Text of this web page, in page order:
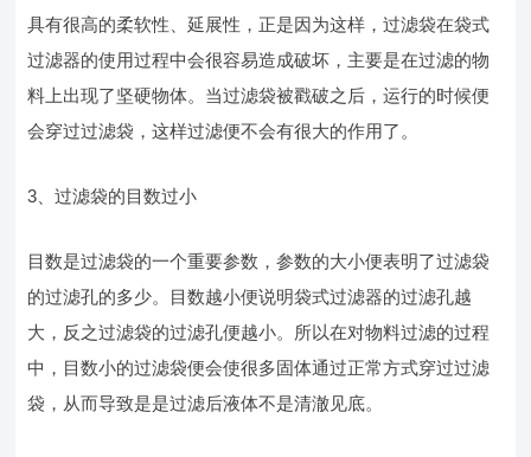
具有很高的柔软性、延展性，正是因为这样，过滤袋在袋式
过滤器的使用过程中会很容易造成破坏，主要是在过滤的物
料上出现了坚硬物体。当过滤袋被戳破之后，运行的时候便
会穿过过滤袋，这样过滤便不会有很大的作用了。
3、过滤袋的目数过小
目数是过滤袋的一个重要参数，参数的大小便表明了过滤袋
的过滤孔的多少。目数越小便说明袋式过滤器的过滤孔越
大，反之过滤袋的过滤孔便越小。所以在对物料过滤的过程
中，目数小的过滤袋便会使很多固体通过正常方式穿过过滤
袋，从而导致是是过滤后液体不是清澈见底。